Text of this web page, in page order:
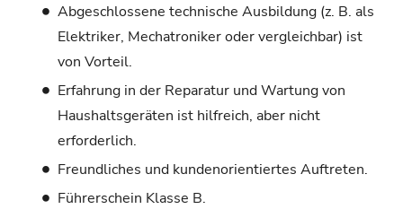
Abgeschlossene technische Ausbildung (z. B. als
Elektriker, Mechatroniker oder vergleichbar) ist
von Vorteil.
Erfahrung in der Reparatur und Wartung von
Haushaltsgeräten ist hilfreich, aber nicht
erforderlich.
Freundliches und kundenorientiertes Auftreten.
Führerschein Klasse B.